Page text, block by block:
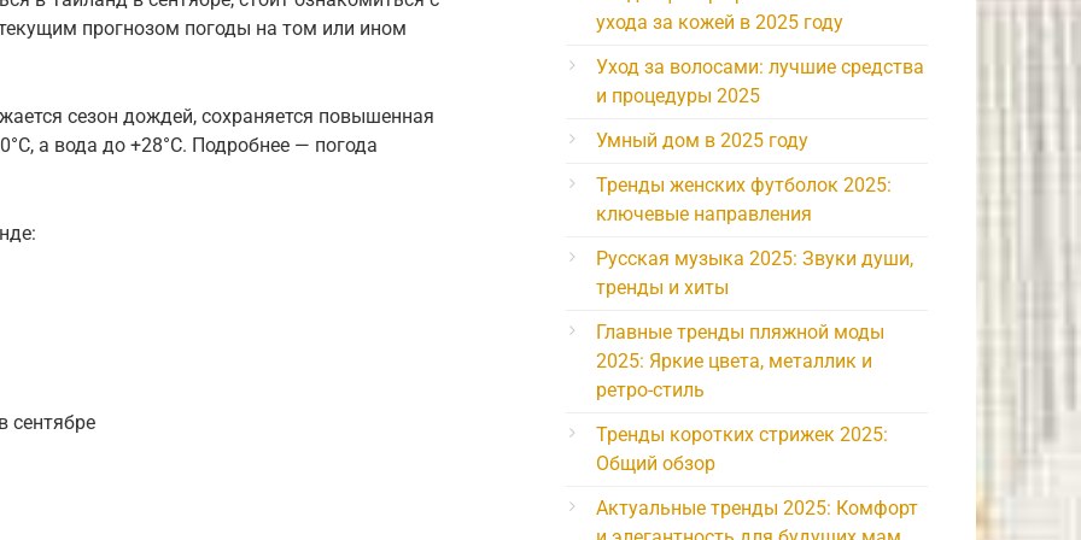
прогнозом погоды на том или ином
сезон дождей, сохраняется повышенная
а вода до +28°C. Подробнее — погода
сентябре
ухода за кожей в 2025 году
Уход за волосами: лучшие средства
и процедуры 2025
Умный дом в 2025 году
Тренды женских футболок 2025:
ключевые направления
Русская музыка 2025: Звуки души,
тренды и хиты
Главные тренды пляжной моды
2025: Яркие цвета, металлик и
ретро-стиль
Тренды коротких стрижек 2025:
Общий обзор
Актуальные тренды 2025: Комфорт